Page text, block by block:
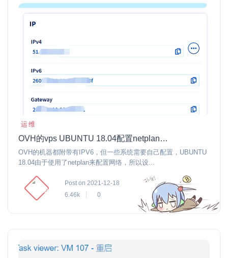
运维
OVH的vps UBUNTU 18.04配置netplan启用ipv6
OVH的机器都附带有IPV6，但一些系统需要自己配置，UBUNTU
18.04由于使用了netplan来配置网络，所以设...
Post on 2021-12-18
6.46k
0